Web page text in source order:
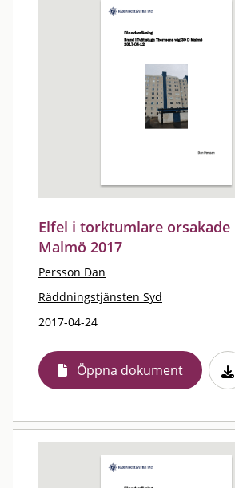
Elfel i torktumlare orsakade
Malmö 2017
Persson Dan
Räddningstjänsten Syd
2017-04-24
Öppna dokument